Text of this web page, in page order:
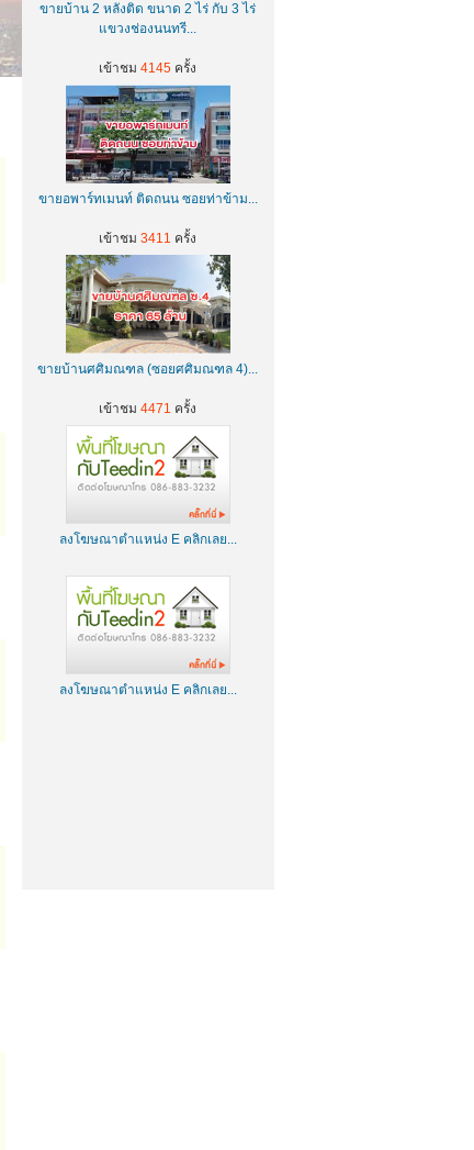
ขายบ้าน 2 หลังติด ขนาด 2 ไร่ กับ 3 ไร่
แขวงช่องนนทรี...
เข้าชม 4145 ครั้ง
ขายอพาร์ทเมนท์ ติดถนน ซอยท่าข้าม...
เข้าชม 3411 ครั้ง
ขายบ้านศศิมณฑล (ซอยศศิมณฑล 4)...
เข้าชม 4471 ครั้ง
ลงโฆษณาตำแหน่ง E คลิกเลย...
ลงโฆษณาตำแหน่ง E คลิกเลย...